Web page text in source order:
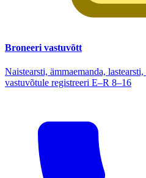
Broneeri vastuvõtt
Naistearsti, ämmaemanda,
vastuvõtule registreeri E–R 8–16